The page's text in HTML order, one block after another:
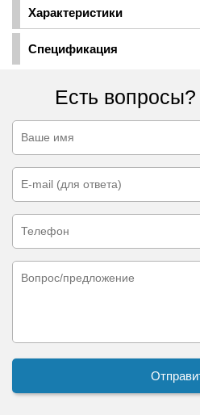
Характеристики
Спецификация
Есть